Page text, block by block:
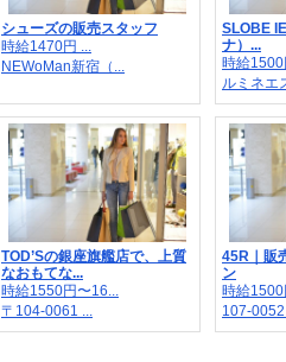
シューズの販売スタッフ
時給1470円 ...
NEWoMan新宿（...
SLOBE
ナ）...
時給
ルミネエ
TOD’Sの銀座旗艦店で、上質
なおもてな...
時給1550円〜16...
〒104-0061 ...
45R｜販
ン
時給
107-